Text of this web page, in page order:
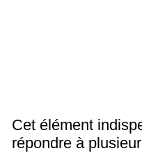
Cet élément
répondre à